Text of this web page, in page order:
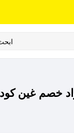
خصم غين